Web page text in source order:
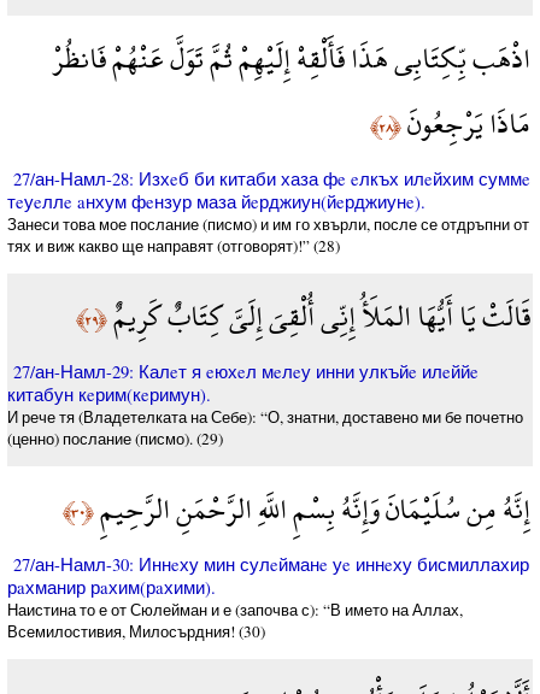
اذْهَب بِّكِتَابِي هَذَا فَأَلْقِهْ إِلَيْهِمْ ثُمَّ تَوَلَّ عَنْهُمْ فَانظُرْ
مَاذَا يَرْجِعُونَ﴿٢٨﴾
27/ан-Намл-28: Изхeб би китаби хаза фe eлкъх илeйхим суммe
тeуeллe aнхум фeнзур маза йeрджиун(йeрджиунe).
Занеси това мое послание (писмо) и им го хвърли, после се отдръпни от
тях и виж какво ще направят (отговорят)!” (28)
قَالَتْ يَا أَيُّهَا المَلَأُ إِنِّي أُلْقِيَ إِلَيَّ كِتَابٌ كَرِيمٌ﴿٢٩﴾
27/ан-Намл-29: Калeт я eюхeл мeлeу инни улкъйe илeййe
китабун кeрим(кeримун).
И рече тя (Владетелката на Себе): “О, знатни, доставено ми бе почетно
(ценно) послание (писмо). (29)
إِنَّهُ مِن سُلَيْمَانَ وَإِنَّهُ بِسْمِ اللَّهِ الرَّحْمَنِ الرَّحِيمِ﴿٣٠﴾
27/ан-Намл-30: Иннeху мин сулeйманe уe иннeху бисмиллахир
рaхманир рaхим(рaхими).
Наистина то е от Сюлейман и е (започва с): “В името на Аллах,
Всемилостивия, Милосърдния! (30)